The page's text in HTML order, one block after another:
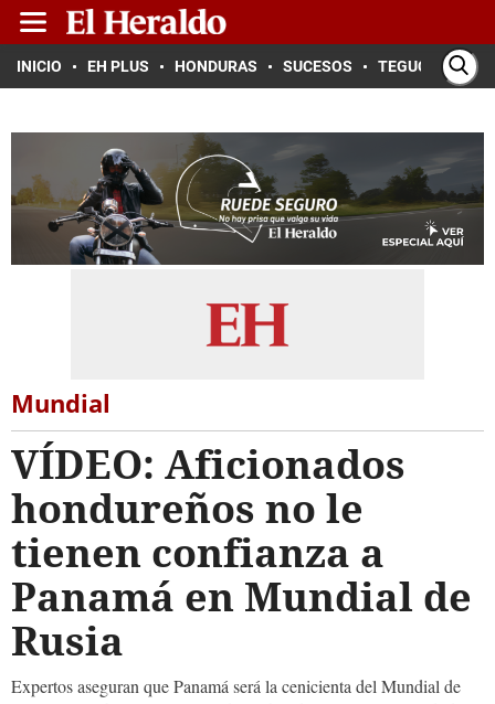
INICIO EH PLUS HONDURAS SUCESOS TEGUCIGALPA
Mundial
VÍDEO: Aficionados
hondureños no le
tienen confianza a
Panamá en Mundial de
Rusia
Expertos aseguran que Panamá será la cenicienta del Mundial de